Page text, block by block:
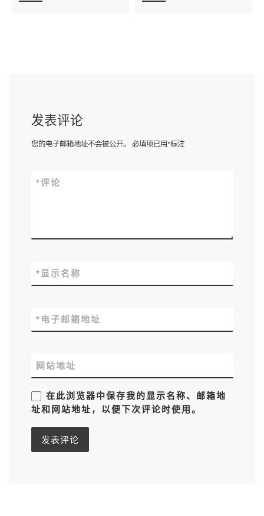
发表评论
您的电子邮箱地址不会被公开。 必填项已用*标注
评论
*
显示名称
*
电子邮箱地址
*
网站地址
在此浏览器中保存我的显示名称、邮箱地
址和网站地址，以便下次评论时使用。